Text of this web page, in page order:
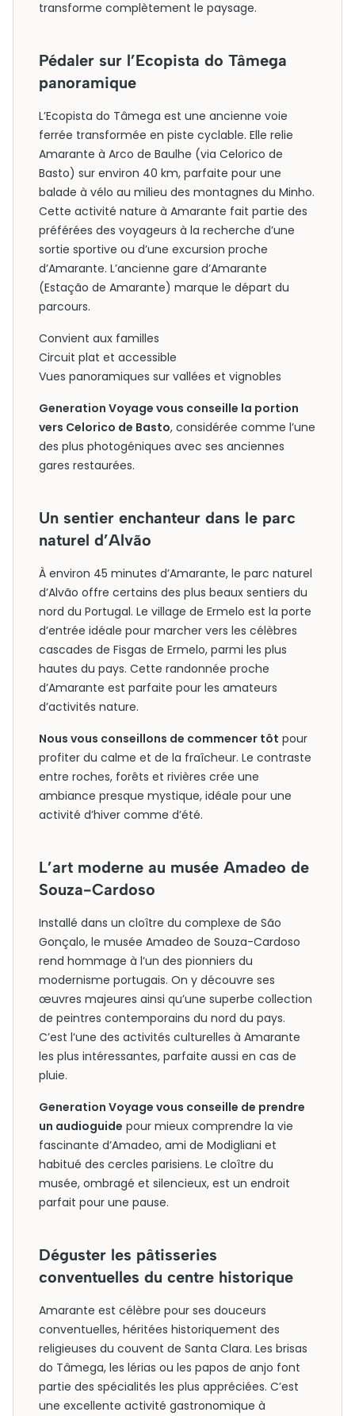
transforme complètement le paysage.
Pédaler sur l’Ecopista do Tâmega
panoramique
L’Ecopista do Tâmega est une ancienne voie
ferrée transformée en piste cyclable. Elle relie
Amarante à Arco de Baulhe (via Celorico de
Basto) sur environ 40 km, parfaite pour une
balade à vélo au milieu des montagnes du Minho.
Cette activité nature à Amarante fait partie des
préférées des voyageurs à la recherche d’une
sortie sportive ou d’une excursion proche
d’Amarante. L’ancienne gare d’Amarante
(Estação de Amarante) marque le départ du
parcours.
Convient aux familles
Circuit plat et accessible
Vues panoramiques sur vallées et vignobles
Generation Voyage vous conseille la portion
vers Celorico de Basto, considérée comme l’une
des plus photogéniques avec ses anciennes
gares restaurées.
Un sentier enchanteur dans le parc
naturel d’Alvão
À environ 45 minutes d’Amarante, le parc naturel
d’Alvão offre certains des plus beaux sentiers du
nord du Portugal. Le village de Ermelo est la porte
d’entrée idéale pour marcher vers les célèbres
cascades de Fisgas de Ermelo, parmi les plus
hautes du pays. Cette randonnée proche
d’Amarante est parfaite pour les amateurs
d’activités nature.
Nous vous conseillons de commencer tôt pour
profiter du calme et de la fraîcheur. Le contraste
entre roches, forêts et rivières crée une
ambiance presque mystique, idéale pour une
activité d’hiver comme d’été.
L’art moderne au musée Amadeo de
Souza-Cardoso
Installé dans un cloître du complexe de São
Gonçalo, le musée Amadeo de Souza-Cardoso
rend hommage à l’un des pionniers du
modernisme portugais. On y découvre ses
œuvres majeures ainsi qu’une superbe collection
de peintres contemporains du nord du pays.
C’est l’une des activités culturelles à Amarante
les plus intéressantes, parfaite aussi en cas de
pluie.
Generation Voyage vous conseille de prendre
un audioguide pour mieux comprendre la vie
fascinante d’Amadeo, ami de Modigliani et
habitué des cercles parisiens. Le cloître du
musée, ombragé et silencieux, est un endroit
parfait pour une pause.
Déguster les pâtisseries
conventuelles du centre historique
Amarante est célèbre pour ses douceurs
conventuelles, héritées historiquement des
religieuses du couvent de Santa Clara. Les brisas
do Tâmega, les lérias ou les papos de anjo font
partie des spécialités les plus appréciées. C’est
une excellente activité gastronomique à